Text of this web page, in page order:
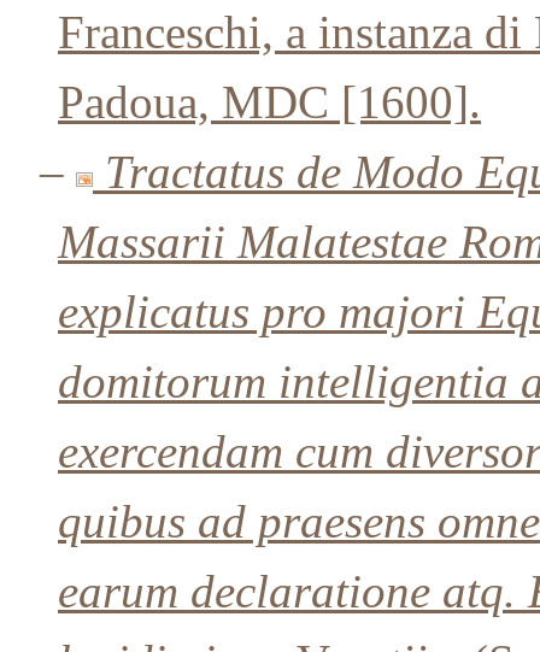
Franceschi, a instanza
Padoua, MDC [1600].
–
Tractatus de Modo
Massarii Malatestae
explicatus pro majori
domitorum intelligentia
exercendam cum
quibus ad praesens
earum declaratione atq.